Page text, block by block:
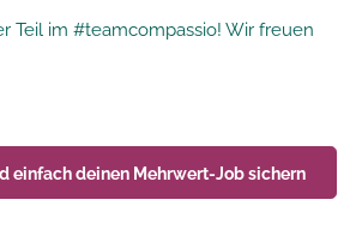
Teil im #teamcompassio! Wir freuen
einfach deinen Mehrwert-Jobsichern